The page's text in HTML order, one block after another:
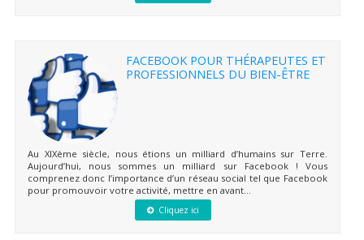
FACEBOOK POUR THÉRAPEUTES ET
PROFESSIONNELS DU BIEN-ÊTRE
Au XIXème siècle, nous étions un milliard d’humains sur Terre.
Aujourd’hui, nous sommes un milliard sur Facebook ! Vous
comprenez donc l’importance d’un réseau social tel que Facebook
pour promouvoir votre activité, mettre en avant...
Cliquez ici